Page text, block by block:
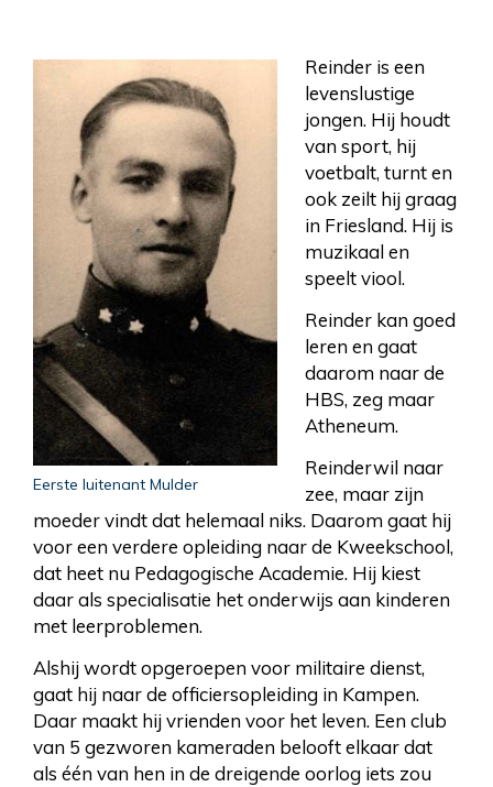
Eerste luitenant Mulder
Reinder is een
levenslustige
jongen. Hij houdt
van sport, hij
voetbalt, turnt en
ook zeilt hij graag
in Friesland. Hij is
muzikaal en
speelt viool.
Reinder kan goed
leren en gaat
daarom naar de
HBS, zeg maar
Atheneum.
Reinderwil naar
zee, maar zijn
moeder vindt dat helemaal niks. Daarom gaat hij
voor een verdere opleiding naar de Kweekschool,
dat heet nu Pedagogische Academie. Hij kiest
daar als specialisatie het onderwijs aan kinderen
met leerproblemen.
Alshij wordt opgeroepen voor militaire dienst,
gaat hij naar de officiersopleiding in Kampen.
Daar maakt hij vrienden voor het leven. Een club
van 5 gezworen kameraden belooft elkaar dat
als één van hen in de dreigende oorlog iets zou